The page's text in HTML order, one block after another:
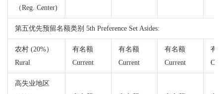
（Reg. Center)
第五优先预留名额类别 5th Preference Set Asides:
农村 (20%）
Rural
有名额
Current
有名额
Current
有名额
Current
有
高失业地区